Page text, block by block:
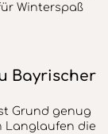
Winterspaß
Bayrischer
Grund genug
Langlaufen die